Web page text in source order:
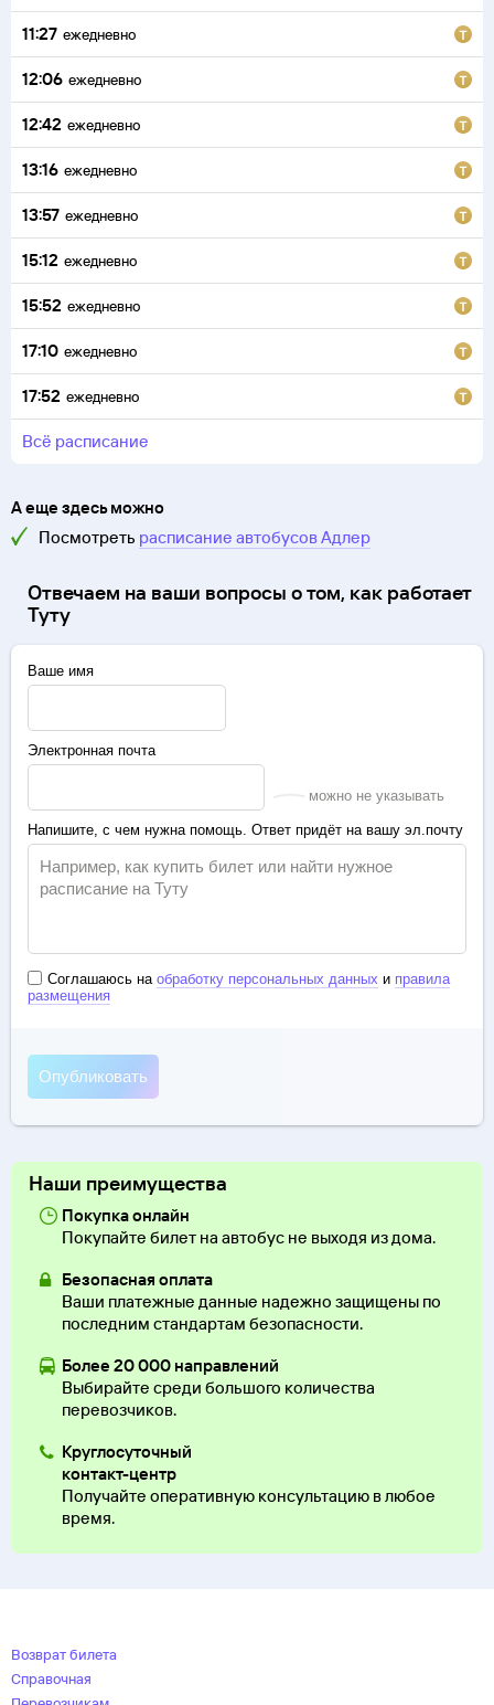
11:27 ежедневно
12:06 ежедневно
12:42 ежедневно
13:16 ежедневно
13:57 ежедневно
15:12 ежедневно
15:52 ежедневно
17:10 ежедневно
17:52 ежедневно
всё расписание
А еще здесь можно
Посмотреть расписание автобусовАдлер
Отвечаем на ваши вопросы о том, как работает
Туту
Ваше имя
Электронная почта
можно не указывать
Напишите, с чем нужна помощь. Ответ придёт на вашу эл.почту
Соглашаюсь на обработку персональных данных и правила
размещения
Наши преимущества
Покупка онлайн
Покупайте билет на автобус не выходя из дома.
Безопасная оплата
Ваши платежные данные надежно защищены по
последним стандартам безопасности.
Более 20 000 направлений
Выбирайте среди большого количества
перевозчиков.
Круглосуточный
контакт-центр
Получайте оперативную консультацию в любое
время.
Возврат билета
Справочная